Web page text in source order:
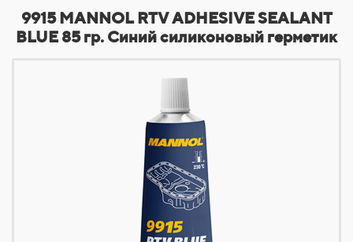
​​​​9915 MANNOL RTV ADHESIVE SEALANT
BLUE 85 гр. Синий силиконовый герметик